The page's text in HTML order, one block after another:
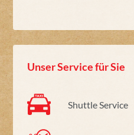
Unser Service für Sie
Shuttle Service